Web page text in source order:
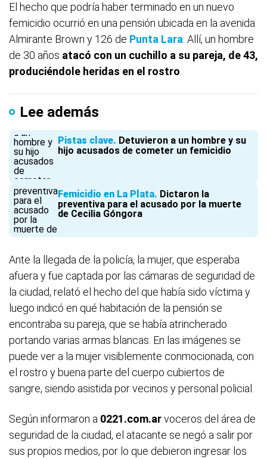
El hecho que podría haber terminado en un nuevo
femicidio ocurrió en una pensión ubicada en la avenida
Almirante Brown y 126 de Punta Lara . Allí, un hombre
de 30 años atacó con un cuchillo a su pareja, de 43,
produciéndole heridas en el rostro
Lee además
Pistas clave Detuvieron a un hombre y su
hijo acusados de cometer un femicidio
Femicidio en La Plata Dictaron la
preventiva para el acusado por la muerte
de Cecilia Góngora
Ante la llegada de la policía, la mujer, que esperaba
afuera y fue captada por las cámaras de seguridad de
la ciudad, relató el hecho del que había sido víctima y
luego indicó en qué habitación de la pensión se
encontraba su pareja, que se había atrincherado
portando varias armas blancas. En las imágenes se
puede ver a la mujer visiblemente conmocionada, con
el rostro y buena parte del cuerpo cubiertos de
sangre, siendo asistida por vecinos y personal policial.
Según informaron a 0221.com.arvoceros del área de
seguridad de la ciudad, el atacante se negó a salir por
sus propios medios, por lo que debieron ingresar los